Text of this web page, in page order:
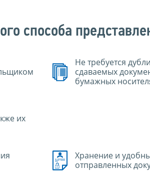
способа
Не требуется
сдаваемых
бумажных
их
Хранение и
отправленных